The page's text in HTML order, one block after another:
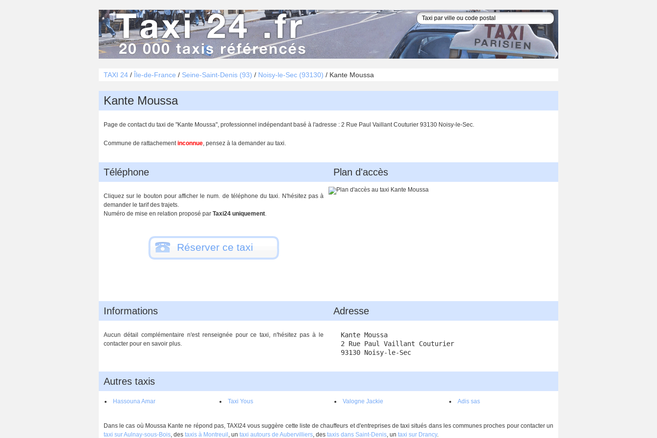
TAXI 24 / Île-de-France / Seine-Saint-Denis (93) / Noisy-le-Sec (93130) / Kante Moussa
Kante Moussa
Page de contact du taxi de "Kante Moussa", professionnel indépendant basé à l'adresse : 2 Rue Paul Vaillant Couturier 93130 Noisy-le-Sec.
Commune de rattachementinconnue, pensez à la demander au taxi.
Téléphone
Cliquez sur le bouton pour afficher le num. de téléphone du taxi. N'hésitez pas à
demander le tarif des trajets.
Numéro de mise en relation proposé par Taxi24 uniquement.
Réserver ce taxi
Plan d'accès
Informations
Aucun détail complémentaire n'est renseignée pour ce taxi, n'hésitez pas à le
contacter pour en savoir plus.
Adresse
Kante Moussa
2 Rue Paul Vaillant Couturier
93130 Noisy-le-Sec
Autres taxis
Hassouna Amar Taxi Yous Valogne Jackie Adis sas
Dans le cas où Moussa Kante ne répond pas, TAXI24 vous suggère cette liste de chauffeurs et d'entreprises de taxi situés dans les communes proches pour contacter un
taxi sur Aulnay-sous-Bois, des taxis à Montreuil , un taxi autours de Aubervilliers, des taxis dans Saint-Denis, un taxi sur Drancy.